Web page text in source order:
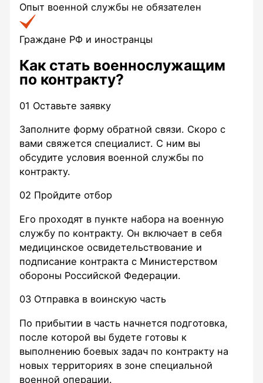
Опыт военной службы не обязателен
Граждане РФ и иностранцы
Как стать военнослужащим
по контракту?
01 Оставьте заявку
Заполните форму обратной связи. Скоро с
вами свяжется специалист. С ним вы
обсудите условия военной службы по
контракту.
02 Пройдите отбор
Его проходят в пункте набора на военную
службу по контракту. Он включает в себя
медицинское освидетельствование и
подписание контракта с Министерством
обороны Российской Федерации.
03 Отправка в воинскую часть
По прибытии в часть начнется подготовка,
после которой вы будете готовы к
выполнению боевых задач по контракту на
новых территориях в зоне специальной
военной операции.